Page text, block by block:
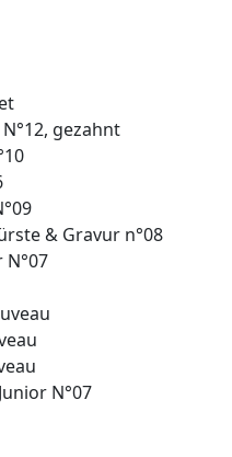
gezahnt
& Gravur n°08
N°07
N°07